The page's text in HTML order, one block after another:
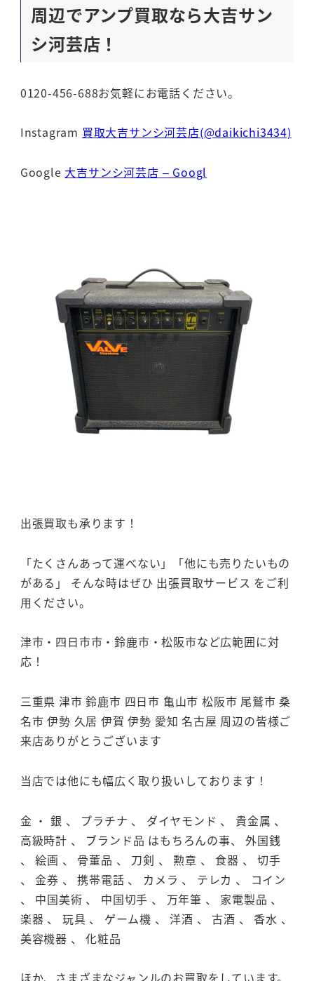
周辺でアンプ買取なら大吉サン
シ河芸店！
0120-456-688お気軽にお電話ください。
Instagram 買取大吉サンシ河芸店(@daikichi3434)
Google 大吉サンシ河芸店 – Googl
出張買取も承ります！
「たくさんあって運べない」「他にも売りたいもの
がある」 そんな時はぜひ 出張買取サービス をご利
用ください。
津市・四日市市・鈴鹿市・松阪市など広範囲に対
応！
三重県 津市 鈴鹿市 四日市 亀山市 松阪市 尾鷲市 桑
名市 伊勢 久居 伊賀 伊勢 愛知 名古屋 周辺の皆様ご
来店ありがとうございます
当店では他にも幅広く取り扱いしております！
金 ・ 銀 、 プラチナ 、 ダイヤモンド 、 貴金属 、
高級時計 、 ブランド品 はもちろんの事、 外国銭
、 絵画 、 骨董品 、 刀剣 、 勲章 、 食器 、 切手
、 金券 、 携帯電話 、 カメラ 、 テレカ 、 コイン
、 中国美術 、 中国切手 、 万年筆 、 家電製品 、
楽器 、 玩具 、 ゲーム機 、 洋酒 、 古酒 、 香水 、
美容機器 、 化粧品